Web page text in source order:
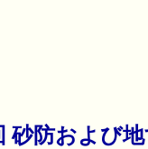
砂防および